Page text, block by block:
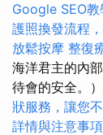
Google SEO
護照換發流程
放鬆按摩 整復
海洋君主的內
待會的安全。
狀服務，讓您
詳情與注意事項